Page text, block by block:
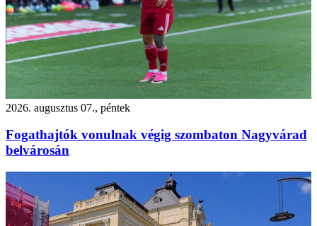
2026. augusztus 07., péntek
Fogathajtók vonulnak végig szombaton Nagyvárad
belvárosán